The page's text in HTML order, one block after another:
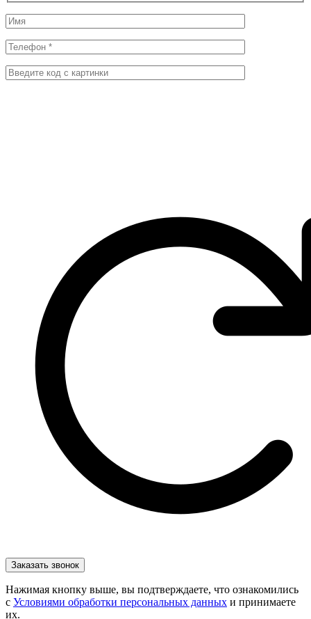
Нажимая кнопку выше, вы подтверждаете, что ознакомились
с Условиями обработки персональных данных и принимаете
их.